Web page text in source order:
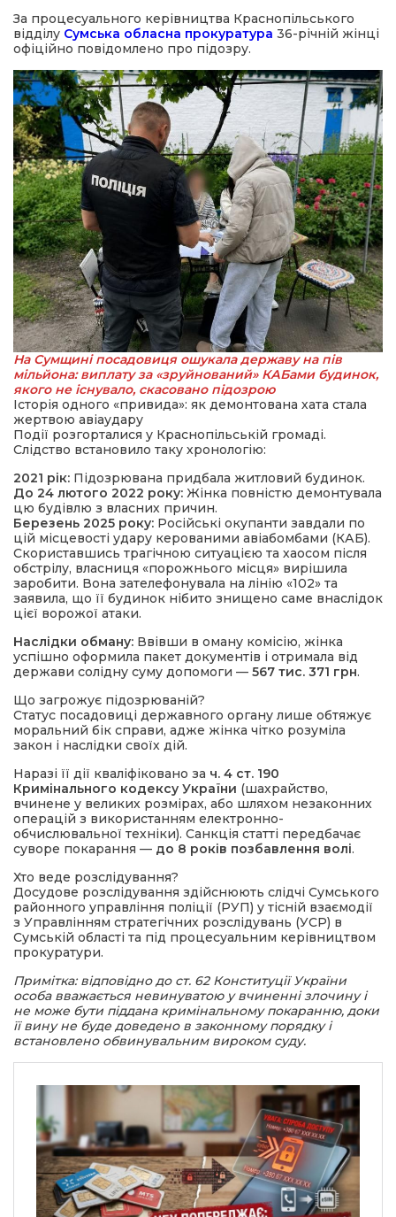
За процесуального керівництва Краснопільського
відділу Сумська обласна прокуратура 36-річній жінці
офіційно повідомлено про підозру.
На Сумщині посадовиця ошукала державу на пів
мільйона: виплату за «зруйнований» КАБами будинок,
якого не існувало, скасовано підозрою
Історія одного «привида»: як демонтована хата стала
жертвою авіаудару
Події розгорталися у Краснопільській громаді.
Слідство встановило таку хронологію:
2021 рік: Підозрювана придбала житловий будинок.
До 24 лютого 2022 року: Жінка повністю демонтувала
цю будівлю з власних причин.
Березень 2025 року: Російські окупанти завдали по
цій місцевості удару керованими авіабомбами (КАБ).
Скориставшись трагічною ситуацією та хаосом після
обстрілу, власниця «порожнього місця» вирішила
заробити. Вона зателефонувала на лінію «102» та
заявила, що її будинок нібито знищено саме внаслідок
цієї ворожої атаки.
Наслідки обману: Ввівши в оману комісію, жінка
успішно оформила пакет документів і отримала від
держави солідну суму допомоги — 567 тис. 371 грн.
Що загрожує підозрюваній?
Статус посадовиці державного органу лише обтяжує
моральний бік справи, адже жінка чітко розуміла
закон і наслідки своїх дій.
Наразі її дії кваліфіковано за ч. 4 ст. 190
Кримінального кодексу України (шахрайство,
вчинене у великих розмірах, або шляхом незаконних
операцій з використанням електронно-
обчислювальної техніки). Санкція статті передбачає
суворе покарання — до 8 років позбавлення волі.
Хто веде розслідування?
Досудове розслідування здійснюють слідчі Сумського
районного управління поліції (РУП) у тісній взаємодії
з Управлінням стратегічних розслідувань (УСР) в
Сумській області та під процесуальним керівництвом
прокуратури.
Примітка: відповідно до ст. 62 Конституції України
особа вважається невинуватою у вчиненні злочину і
не може бути піддана кримінальному покаранню, доки
її вину не буде доведено в законному порядку і
встановлено обвинувальним вироком суду.